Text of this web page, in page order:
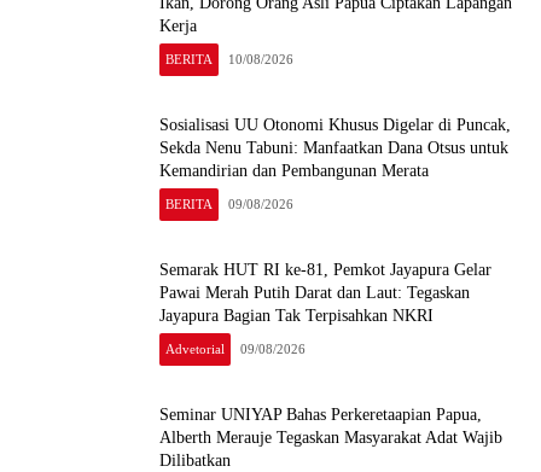
Kerja
BERITA 10/08/2026
Sosialisasi UU Otonomi Khusus Digelar di Puncak,
Sekda Nenu Tabuni: Manfaatkan Dana Otsus untuk
Kemandirian dan Pembangunan Merata
BERITA 09/08/2026
Semarak HUT RI ke-81, Pemkot Jayapura Gelar
Pawai Merah Putih Darat dan Laut: Tegaskan
Jayapura Bagian Tak Terpisahkan NKRI
Advetorial 09/08/2026
Seminar UNIYAP Bahas Perkeretaapian Papua,
Alberth Merauje Tegaskan Masyarakat Adat Wajib
Dilibatkan